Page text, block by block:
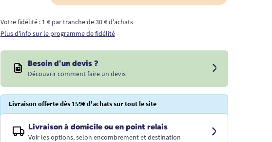
Votre fidélité : 1 € par tranche de 30 € d'achats
Plus d'info sur le programme de fidélité
Besoin d'un devis ?
Découvrir comment faire un devis
Livraison offerte dès 159€ d'achats sur tout le site
Livraison à domicile ou en point relais
Voir les options, selon encombrement et destination